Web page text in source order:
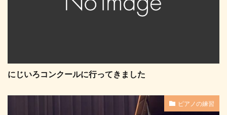
にじいろコンクールに行ってきました
ピアノの練習